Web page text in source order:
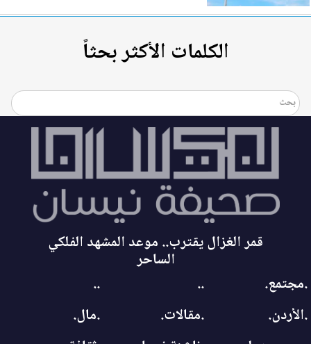
الكلمات الأكثر بحثاً
قمر الغزال يقترب.. موعد المشهد الفلكي
الساحر
.مجتمع.
..
..
.الأردن.
.مقالات.
.مال.